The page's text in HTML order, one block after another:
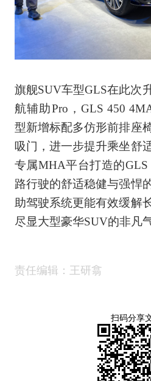
旗舰SUV车型GLS在此次
航辅助Pro，GLS 450
型新增标配多仿形前排座
吸门，进一步提升乘坐舒
专属MHA平台打造的
路行驶的舒适稳健与强悍
助驾驶系统更能有效缓解
尽显大型豪华SUV的非凡
责任编辑：王研翕
扫码分享